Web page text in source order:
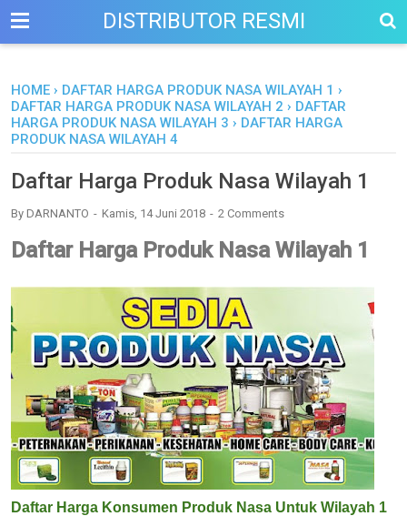
DISTRIBUTOR RESMI
HOME › DAFTAR HARGA PRODUK NASA WILAYAH 1 ›
DAFTAR HARGA PRODUK NASA WILAYAH 2 › DAFTAR
HARGA PRODUK NASA WILAYAH 3 › DAFTAR HARGA
PRODUK NASA WILAYAH 4
Daftar Harga Produk Nasa Wilayah 1
By DARNANTO Kamis, 14 Juni 2018 2 Comments
Daftar Harga Produk Nasa Wilayah 1
Daftar Harga Konsumen Produk Nasa Untuk Wilayah 1